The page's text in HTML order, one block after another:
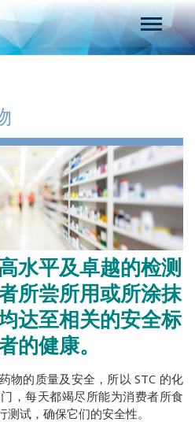
水平及卓越的检测
所尝所用或所涂抹
达至相关的安全标
的健康。
物的质量及安全，所以 STC 的化
，每天都竭尽所能为消费者所食
试，确保它们的安全性。